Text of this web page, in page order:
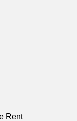
Rent